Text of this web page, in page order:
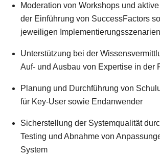
Moderation von Workshops und
der Einführung von SuccessFactors
jeweiligen Implementierungsszenarien
Unterstützung bei der
Auf- und Ausbau von Expertise in der
Planung und Durchführung von
für Key-User sowie Endanwender
Sicherstellung der Systemqualität
Testing und Abnahme von
System